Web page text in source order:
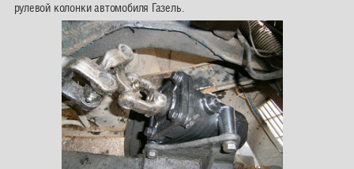
рулевой колонки автомобиля Газель.